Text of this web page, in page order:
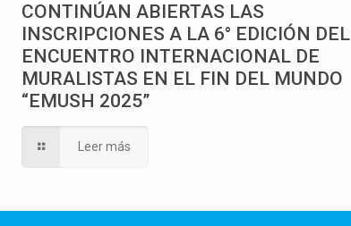
CONTINÚAN ABIERTAS LAS
INSCRIPCIONES A LA 6° EDICIÓN DEL
ENCUENTRO INTERNACIONAL DE
MURALISTAS EN EL FIN DEL MUNDO
“EMUSH 2025”
Leer más